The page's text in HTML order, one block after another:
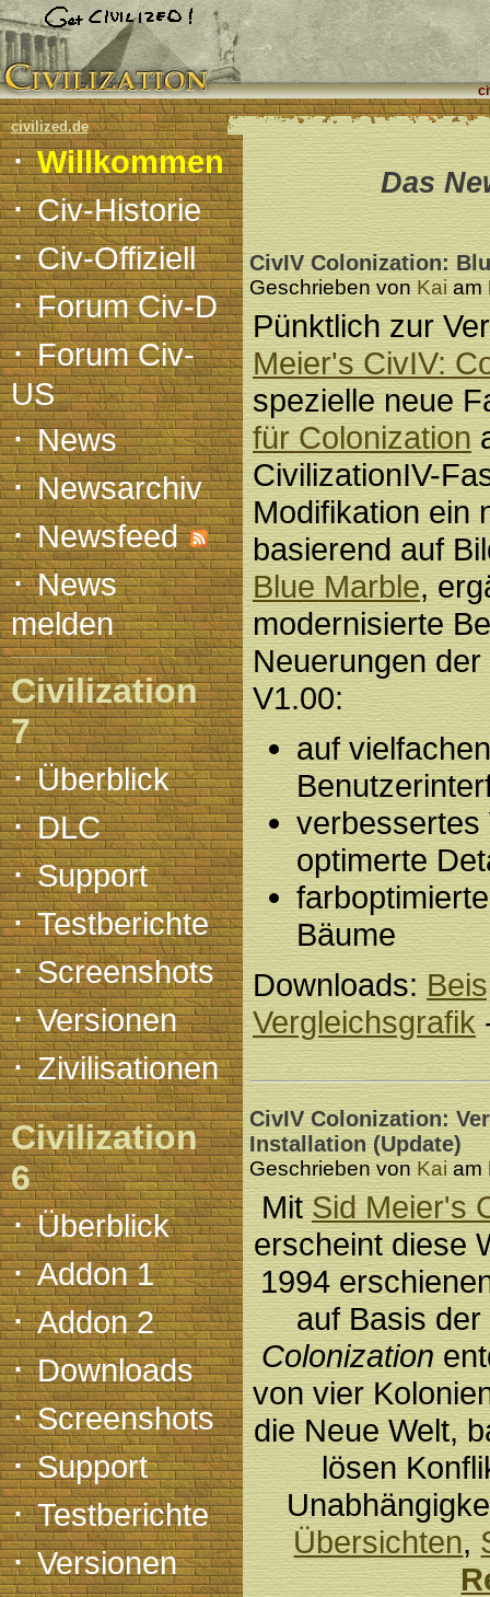
civilized.de
·Willkommen
·Civ-Historie
·Civ-Offiziell
·Forum Civ-D
·Forum Civ-
US
·News
·Newsarchiv
·Newsfeed
·News
melden
Civilization
7
·Überblick
·DLC
·Support
·Testberichte
·Screenshots
·Versionen
·Zivilisationen
Civilization
6
·Überblick
·Addon 1
·Addon 2
·Downloads
·Screenshots
·Support
·Testberichte
·Versionen
Das
CivIV Colonization:
Geschrieben von Kaiam
Pünktlich zur
Meier's CivIV:
spezielle neue
für Colonization
CivilizationIV-
Modifikation ein
basierend auf
Blue Marble,
modernisierte
Neuerungen
V1.00:
auf
verbessertes
optimerte
Bäume
Downloads:
Vergleichsgrafik
CivIV Colonization:
Installation (Update)
Geschrieben von Kaiam
MitSid Meier's
erscheint diese
1994
auf Basis
Colonization
von vier
die Neue Welt,
lösen
Übersichten,